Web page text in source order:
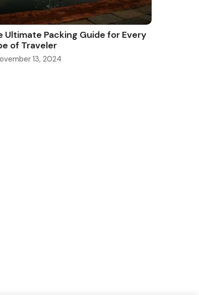
Ultimate Packing Guide for Every
of Traveler
13, 2024